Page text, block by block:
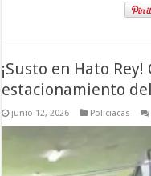
¡Susto en Hato
estacionamiento
junio 12, 2026 Policiacas